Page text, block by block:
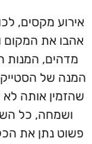
אירוע מקסים,
אהבו את המקום
מדהים, המנות
המנה של
שהזמין אותה
ושמחה, כל
פשוט נתן את